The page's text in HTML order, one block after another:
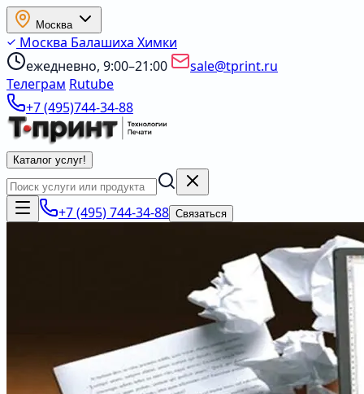
Москва
Москва Балашиха Химки
ежедневно, 9:00–21:00
sale@tprint.ru
Телеграм Rutube
+7 (495)744-34-88
Каталог услуг!
+7 (495) 744-34-88 Связаться